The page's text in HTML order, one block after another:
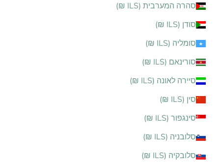
סהרה המערבית (ILS ₪)
סודן (ILS ₪)
סומליה (ILS ₪)
סורינאם (ILS ₪)
סיירה לאונה (ILS ₪)
סין (ILS ₪)
סינגפור (ILS ₪)
סלובניה (ILS ₪)
סלובקיה (ILS ₪)